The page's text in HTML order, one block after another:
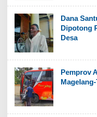
Dana
Dipotong
Desa
Pemprov